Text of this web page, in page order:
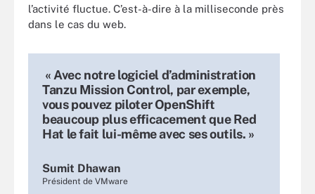
l’activité fluctue. C’est-à-dire à la milliseconde près
dans le cas du web.
« Avec notre logiciel d’administration
Tanzu Mission Control, par exemple,
vous pouvez piloter OpenShift
beaucoup plus efficacement que Red
Hat le fait lui-même avec ses outils. »
Sumit Dhawan
Président de VMware